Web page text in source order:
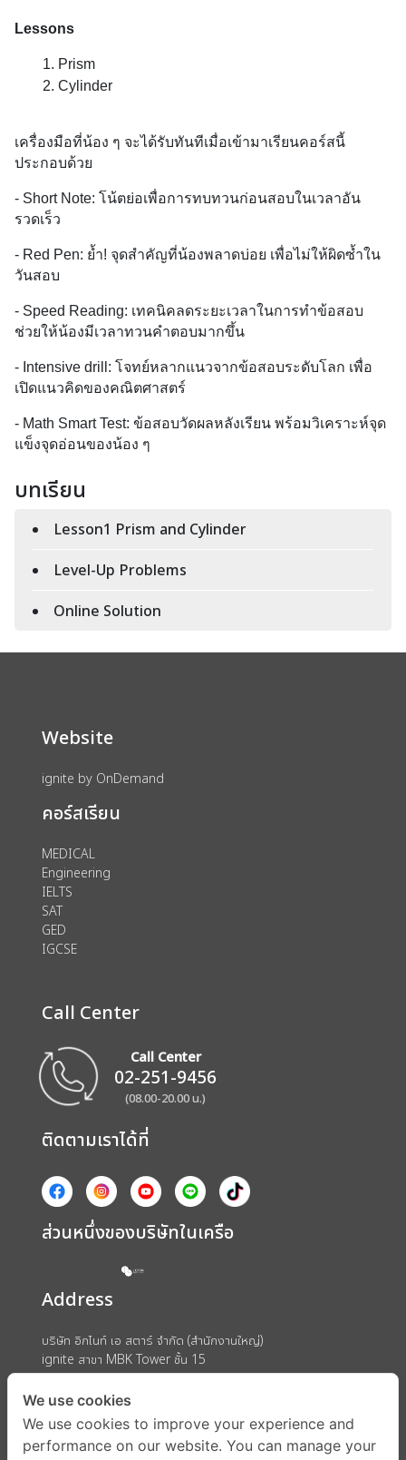
Lessons
Prism
Cylinder
เครื่องมือที่น้อง ๆ จะได้รับทันทีเมื่อเข้ามาเรียนคอร์สนี้
ประกอบด้วย
- Short Note: โน้ตย่อเพื่อการทบทวนก่อนสอบในเวลาอัน
รวดเร็ว
- Red Pen: ย้ำ! จุดสำคัญที่น้องพลาดบ่อย เพื่อไม่ให้ผิดซ้ำใน
วันสอบ
- Speed Reading: เทคนิคลดระยะเวลาในการทำข้อสอบ
ช่วยให้น้องมีเวลาทวนคำตอบมากขึ้น
- Intensive drill: โจทย์หลากแนวจากข้อสอบระดับโลก เพื่อ
เปิดแนวคิดของคณิตศาสตร์
- Math Smart Test: ข้อสอบวัดผลหลังเรียน พร้อมวิเคราะห์จุด
แข็งจุดอ่อนของน้อง ๆ
บทเรียน
Lesson1 Prism and Cylinder
Level-Up Problems
Online Solution
Website
ignite by OnDemand
คอร์สเรียน
MEDICAL
Engineering
IELTS
SAT
GED
IGCSE
Call Center
Call Center
02-251-9456
(08.00-20.00 น.)
ติดตามเราได้ที่
ส่วนหนึ่งของบริษัทในเครือ
Address
บริษัท อิกไนท์ เอ สตาร์ จำกัด (สำนักงานใหญ่)
ignite สาขา MBK Tower ชั้น 15
ถนนพญาไท แขวงวังใหม่ เขตปทุมวัน กรุงเทพมหานคร 10330
We use cookies
We use cookies to improve your experience and
performance on our website. You can manage your